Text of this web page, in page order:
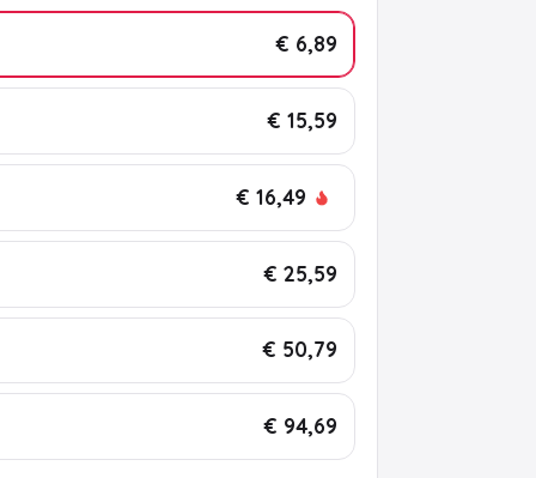
€ 6,89
€ 15,59
€ 16,49
€ 25,59
€ 50,79
€ 94,69